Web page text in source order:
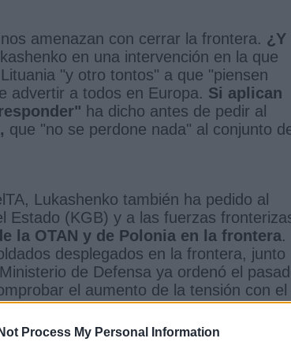
Process My Personal Information
amenazan con cerrar la frontera. ¿Y
en una intervención en la que
"y otro tontos" a que "piensen
advertir a todos en Europa. Si aplican
ha dicho antes de pedir al
que "no se perdone nada" al conjunto
Lukashenko también ha pedido al
Estado (KGB) y a las fuerzas
la OTAN y de Polonia en la frontera.
desplegados en la frontera, junto
de Defensa ya ordenó el
el aumento de la tensión con el